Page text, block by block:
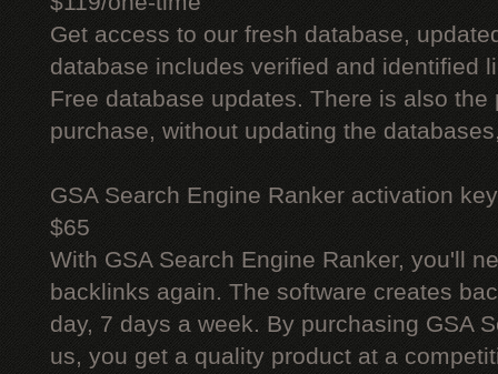
Get access to our fresh database,
database includes verified and identified
Free database updates. There is also
purchase, without updating the
GSA Search Engine Ranker activation key
$65
With GSA Search Engine Ranker, you'll
backlinks again. The software creates
day, 7 days a week. By purchasing GSA
us, you get a quality product at a